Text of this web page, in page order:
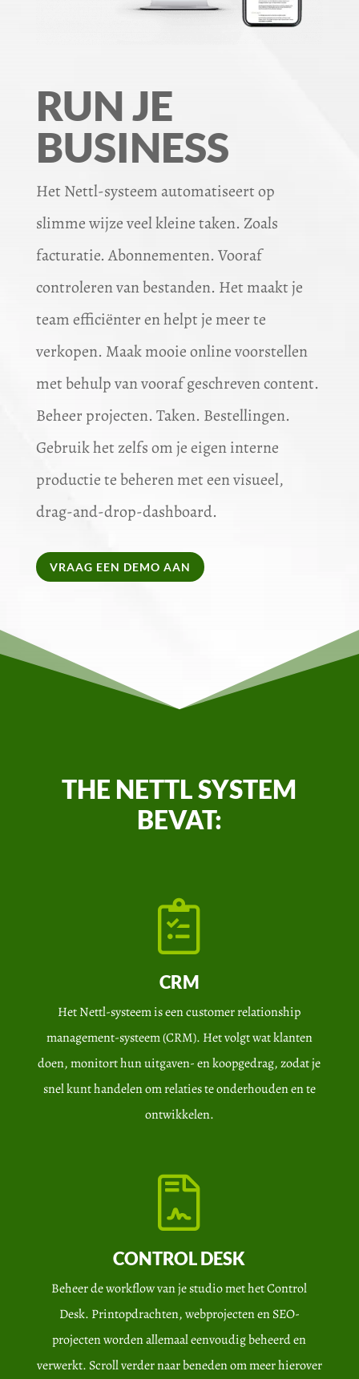
RUN JE
BUSINESS
Het Nettl-systeem automatiseert op
slimme wijze veel kleine taken. Zoals
facturatie. Abonnementen. Vooraf
controleren van bestanden. Het maakt je
team efficiënter en helpt je meer te
verkopen. Maak mooie online voorstellen
met behulp van vooraf geschreven content.
Beheer projecten. Taken. Bestellingen.
Gebruik het zelfs om je eigen interne
productie te beheren met een visueel,
drag-and-drop-dashboard.
VRAAG EEN DEMO AAN
THE NETTL SYSTEM
BEVAT:
CRM
Het Nettl-systeem is een customer relationship
management-systeem (CRM). Het volgt wat klanten
doen, monitort hun uitgaven- en koopgedrag, zodat je
snel kunt handelen om relaties te onderhouden en te
ontwikkelen.
CONTROL DESK
Beheer de workflow van je studio met het Control
Desk. Printopdrachten, webprojecten en SEO-
projecten worden allemaal eenvoudig beheerd en
verwerkt. Scroll verder naar beneden om meer hierover